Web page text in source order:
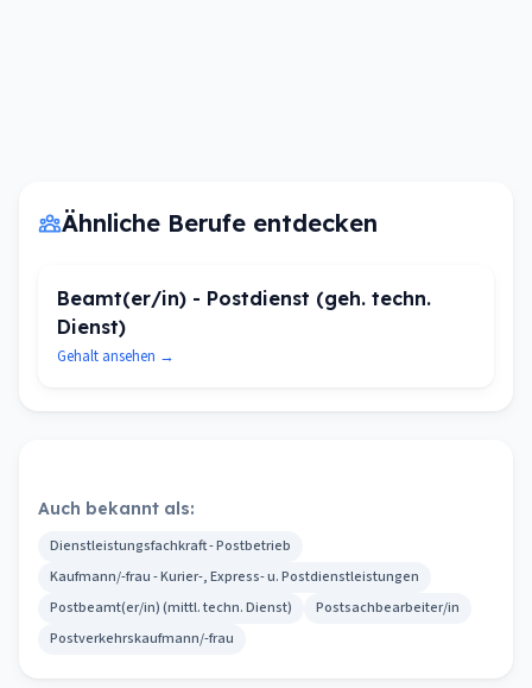
Ähnliche Berufe entdecken
Beamt(er/in) - Postdienst (geh. techn.
Dienst)
Gehalt ansehen →
Auch bekannt als:
Dienstleistungsfachkraft - Postbetrieb
Kaufmann/-frau - Kurier-, Express- u. Postdienstleistungen
Postbeamt(er/in) (mittl. techn. Dienst)
Postsachbearbeiter/in
Postverkehrskaufmann/-frau